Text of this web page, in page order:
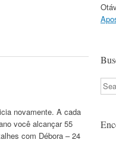
novamente. A cada
você alcançar 55
com Débora – 24